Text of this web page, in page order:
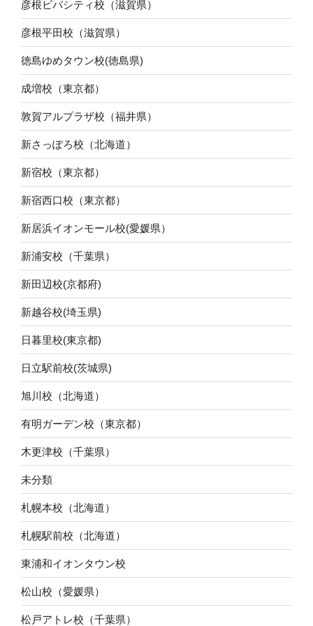
彦根ビバシティ校（滋賀県）
彦根平田校（滋賀県）
徳島ゆめタウン校(徳島県)
成増校（東京都）
敦賀アルプラザ校（福井県）
新さっぽろ校（北海道）
新宿校（東京都）
新宿西口校（東京都）
新居浜イオンモール校(愛媛県）
新浦安校（千葉県）
新田辺校(京都府)
新越谷校(埼玉県)
日暮里校(東京都)
日立駅前校(茨城県)
旭川校（北海道）
有明ガーデン校（東京都）
木更津校（千葉県）
未分類
札幌本校（北海道）
札幌駅前校（北海道）
東浦和イオンタウン校
松山校（愛媛県）
松戸アトレ校（千葉県）